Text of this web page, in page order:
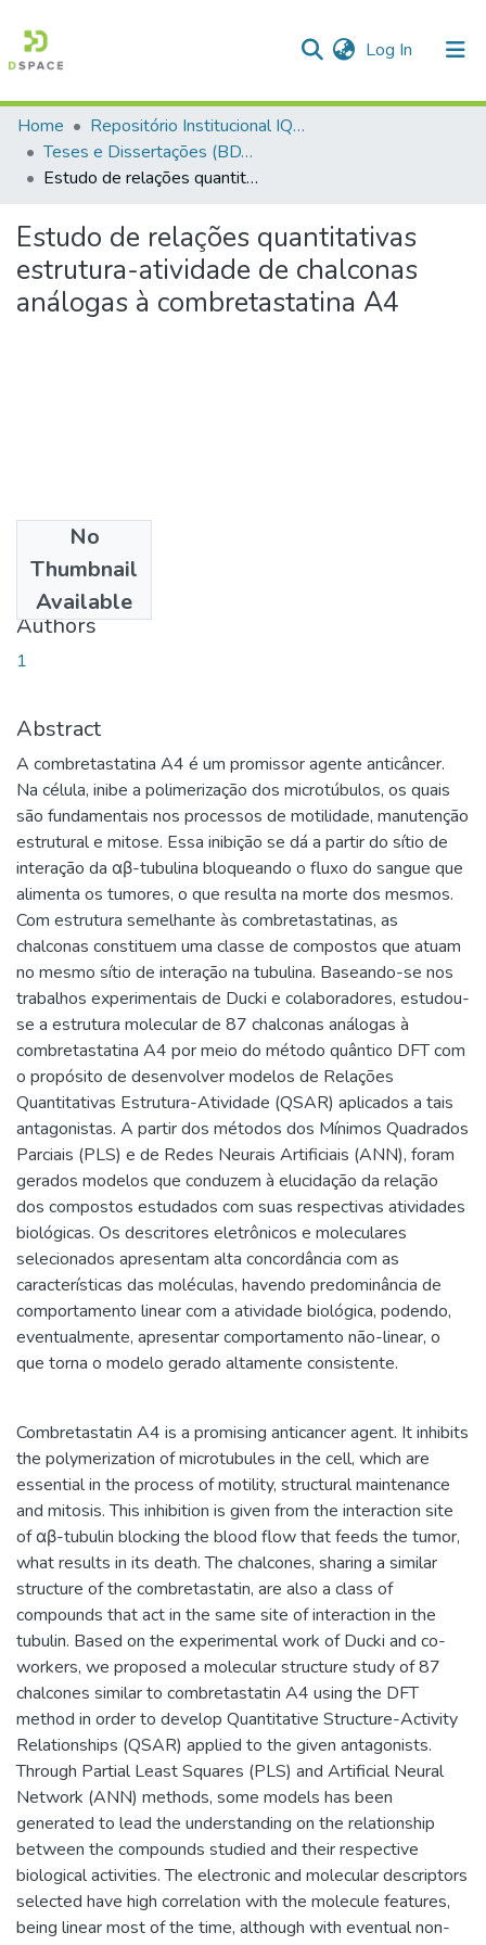
Log In (current)
Communities & Collections
All of DSpace
Statistics
Home
Repositório Institucional IQSC
Teses e Dissertações (BDTD USP)
Estudo de relações quantitativas estrutura-atividade de chalconas análogas à combretastatina A4
Estudo de relações quantitativas
estrutura-atividade de chalconas
análogas à combretastatina A4
No
Thumbnail
Available
2015-05-15
Authors
1
Abstract
A combretastatina A4 é um promissor agente anticâncer.
Na célula, inibe a polimerização dos microtúbulos, os quais
são fundamentais nos processos de motilidade, manutenção
estrutural e mitose. Essa inibição se dá a partir do sítio de
interação da αβ-tubulina bloqueando o fluxo do sangue que
alimenta os tumores, o que resulta na morte dos mesmos.
Com estrutura semelhante às combretastatinas, as
chalconas constituem uma classe de compostos que atuam
no mesmo sítio de interação na tubulina. Baseando-se nos
trabalhos experimentais de Ducki e colaboradores, estudou-
se a estrutura molecular de 87 chalconas análogas à
combretastatina A4 por meio do método quântico DFT com
o propósito de desenvolver modelos de Relações
Quantitativas Estrutura-Atividade (QSAR) aplicados a tais
antagonistas. A partir dos métodos dos Mínimos Quadrados
Parciais (PLS) e de Redes Neurais Artificiais (ANN), foram
gerados modelos que conduzem à elucidação da relação
dos compostos estudados com suas respectivas atividades
biológicas. Os descritores eletrônicos e moleculares
selecionados apresentam alta concordância com as
características das moléculas, havendo predominância de
comportamento linear com a atividade biológica, podendo,
eventualmente, apresentar comportamento não-linear, o
que torna o modelo gerado altamente consistente.
Combretastatin A4 is a promising anticancer agent. It inhibits
the polymerization of microtubules in the cell, which are
essential in the process of motility, structural maintenance
and mitosis. This inhibition is given from the interaction site
of αβ-tubulin blocking the blood flow that feeds the tumor,
what results in its death. The chalcones, sharing a similar
structure of the combretastatin, are also a class of
compounds that act in the same site of interaction in the
tubulin. Based on the experimental work of Ducki and co-
workers, we proposed a molecular structure study of 87
chalcones similar to combretastatin A4 using the DFT
method in order to develop Quantitative Structure-Activity
Relationships (QSAR) applied to the given antagonists.
Through Partial Least Squares (PLS) and Artificial Neural
Network (ANN) methods, some models has been
generated to lead the understanding on the relationship
between the compounds studied and their respective
biological activities. The electronic and molecular descriptors
selected have high correlation with the molecule features,
being linear most of the time, although with eventual non-